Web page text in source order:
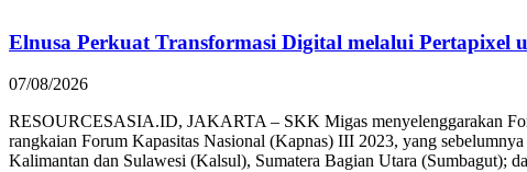
Elnusa Perkuat Transformasi Digital melalui Pertapixel
07/08/2026
RESOURCESASIA.ID, JAKARTA – SKK Migas menyelenggarakan
rangkaian Forum Kapasitas Nasional (Kapnas) III 2023, yang
Kalimantan dan Sulawesi (Kalsul), Sumatera Bagian Utara (Sumbagut);